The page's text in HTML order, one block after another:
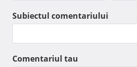
Subiectul comentariului
Comentariul tau